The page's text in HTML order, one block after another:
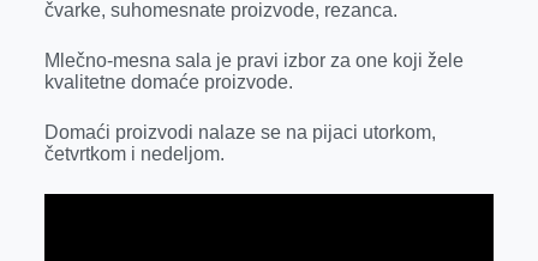
o
g
r
I
p
čvarke, suhomesnate proizvode, rezanca.
Mlečno-mesna sala je pravi izbor za one koji žele
kvalitetne domaće proizvode.
Domaći proizvodi nalaze se na pijaci utorkom,
četvrtkom i nedeljom.